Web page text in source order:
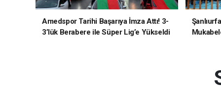
Amedspor Tarihi Başarıya İmza Attı! 3-
3’lük Berabere ile Süper Lig’e Yükseldi